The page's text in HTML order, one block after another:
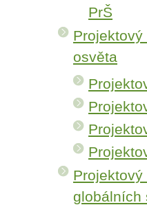
PrŠ
osvěta
globálních